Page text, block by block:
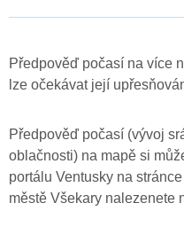
Předpověď počasí na více
lze očekávat její
Předpověď počasí (vývoj
oblačnosti) na mapě si
portálu Ventusky na stránce
městě Všekary nalezenete